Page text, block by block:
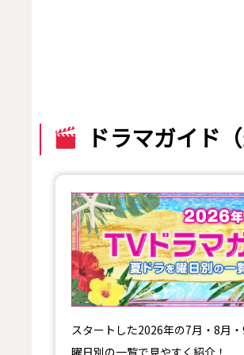
ドラマガイド
【2026年夏】TVド
スタートした2026年の7月・8月